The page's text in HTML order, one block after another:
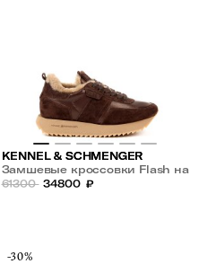
KENNEL & SCHMENGER
Замшевые кроссовки Flash на
меху
61300 34800 ₽
-30%